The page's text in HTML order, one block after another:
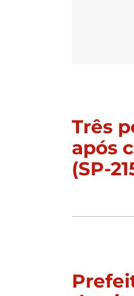
Três
após
(SP-